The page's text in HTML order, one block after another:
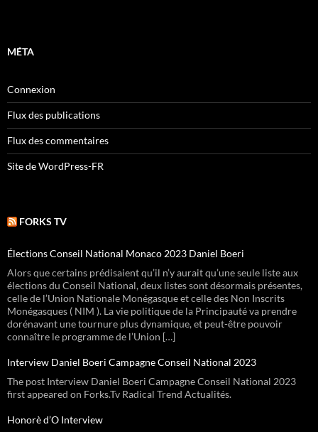
MÉTA
Connexion
Flux des publications
Flux des commentaires
Site de WordPress-FR
FORKS TV
Élections Conseil National Monaco 2023 Daniel Boeri
Alors que certains prédisaient qu’il n’y aurait qu’une seule liste aux
élections du Conseil National, deux listes sont désormais présentes,
celle de l’Union Nationale Monégasque et celle des Non Inscrits
Monégasques ( NIM ). La vie politique de la Principauté va prendre
dorénavant une tournure plus dynamique, et peut-être pouvoir
connaître le programme de l’Union […]
Interview Daniel Boeri Campagne Conseil National 2023
The post Interview Daniel Boeri Campagne Conseil National 2023
first appeared on Forks.Tv Radical Trend Actualités.
Honorè d’O Interview